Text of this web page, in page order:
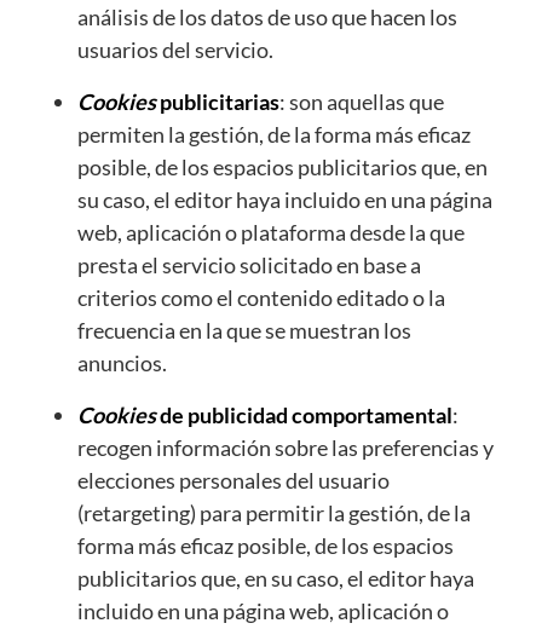
análisis de los datos de uso que hacen los
usuarios del servicio.
Cookiespublicitarias: son aquellas que
permiten la gestión, de la forma más eficaz
posible, de los espacios publicitarios que, en
su caso, el editor haya incluido en una página
web, aplicación o plataforma desde la que
presta el servicio solicitado en base a
criterios como el contenido editado o la
frecuencia en la que se muestran los
anuncios.
Cookiesde publicidad comportamental:
recogen información sobre las preferencias y
elecciones personales del usuario
(retargeting) para permitir la gestión, de la
forma más eficaz posible, de los espacios
publicitarios que, en su caso, el editor haya
incluido en una página web, aplicación o